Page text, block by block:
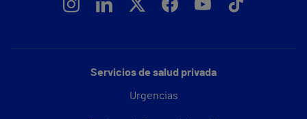
Servicios de salud privada
Urgencias